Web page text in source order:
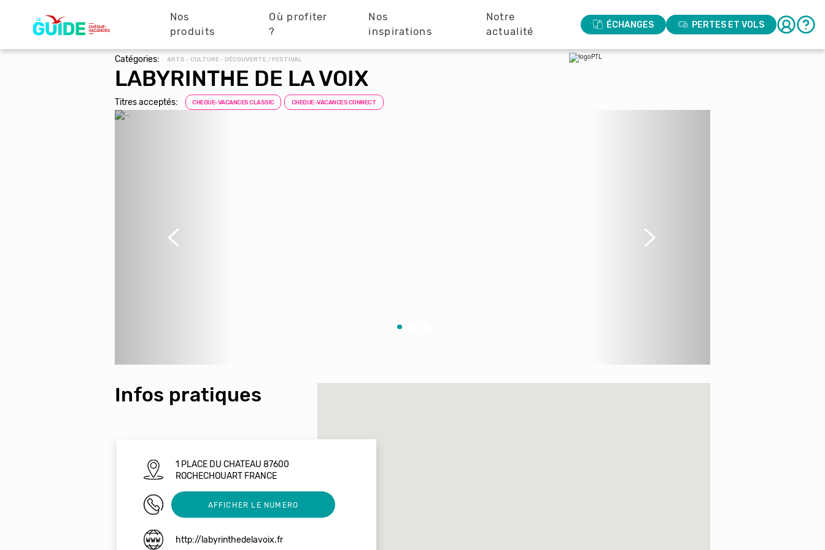
principale
Nos
produits
Où profiter
?
Nos
inspirations
Notre
actualité
ÉCHANGES PERTES ET VOLS
Catégories: ARTS - CULTURE - DÉCOUVERTE / FESTIVAL
LABYRINTHE DE LA VOIX
Titres acceptés: CHEQUE-VACANCES CLASSIC CHEQUE-VACANCES CONNECT
Précédent Suivant
Infos pratiques
1 PLACE DU CHATEAU 87600
ROCHECHOUART FRANCE
06 44 94 45 79AFFICHER LE NUMERO
http://labyrinthedelavoix.fr